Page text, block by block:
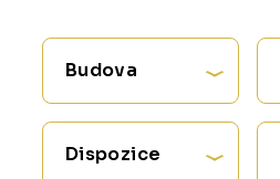
Budova
Dispozice